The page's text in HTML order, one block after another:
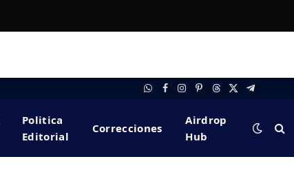
WhatsApp
FacebookInstagram
Pinterest
Threads
X
Telegram
Politica
Editorial
Correcciones
Airdrop
Hub